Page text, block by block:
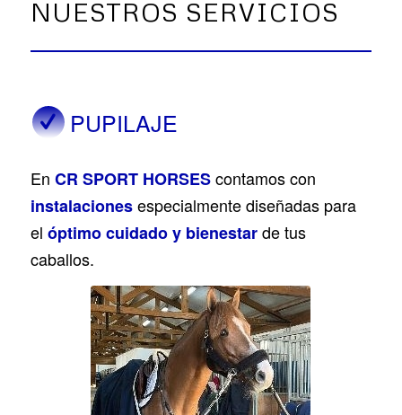
NUESTROS SERVICIOS
PUPILAJE
En CR SPORT HORSEScontamos con
instalacionesespecialmente diseñadas para
el óptimo cuidado y bienestarde tus
caballos.